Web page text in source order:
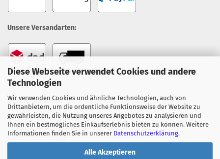
Diese Webseite verwendet Cookies und andere
Technologien
Wir verwenden Cookies und ähnliche Technologien, auch von
Drittanbietern, um die ordentliche Funktionsweise der Website zu
gewährleisten, die Nutzung unseres Angebotes zu analysieren und
Ihnen ein bestmögliches Einkaufserlebnis bieten zu können. Weitere
Informationen finden Sie in unserer Datenschutzerklärung.
Alle Akzeptieren
Unsere Versandarten:
Unsere Topseller:
Everpure 4H Filterpatrone
Everpure 4C Filterpatrone
Claris Ultra-Familie